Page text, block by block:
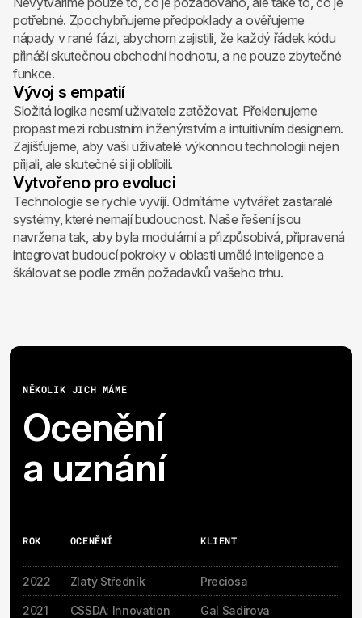
potřebné. Zpochybňujeme předpoklady a ověřujeme
nápady v rané fázi, abychom zajistili, že každý řádek kódu
přináší skutečnou obchodní hodnotu, a ne pouze zbytečné
funkce.
Vývoj s empatií
Složitá logika nesmí uživatele zatěžovat. Překlenujeme
propast mezi robustním inženýrstvím a intuitivním designem.
Zajišťujeme, aby vaši uživatelé výkonnou technologii nejen
přijali, ale skutečně si ji oblíbili.
Vytvořeno pro evoluci
Technologie se rychle vyvíjí. Odmítáme vytvářet zastaralé
systémy, které nemají budoucnost. Naše řešení jsou
navržena tak, aby byla modulární a přizpůsobivá, připravená
integrovat budoucí pokroky v oblasti umělé inteligence a
škálovat se podle změn požadavků vašeho trhu.
NĚKOLIK JICH MÁME
Ocenění
a uznání
ROK OCENĚNÍ KLIENT
2022 Zlatý Středník Preciosa
2021 CSSDA: Innovation Gal Sadirova